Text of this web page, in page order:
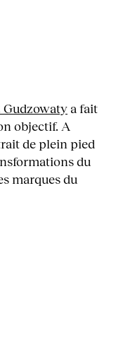
Gudzowaty a fait
objectif. A
de plein pied
du
marques du